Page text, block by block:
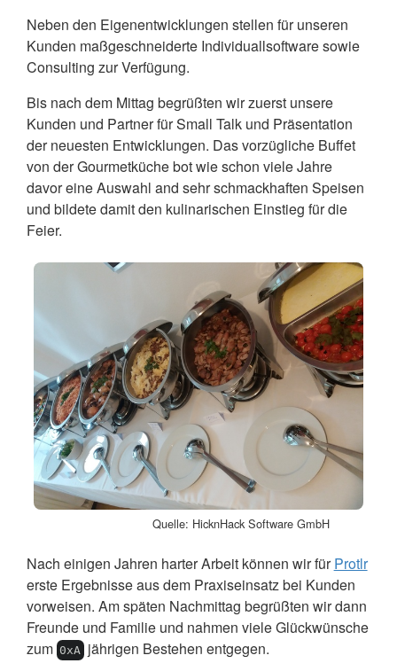
Neben den Eigenentwicklungen stellen für unseren
Kunden maßgeschneiderte Individuallsoftware sowie
Consulting zur Verfügung.
Bis nach dem Mittag begrüßten wir zuerst unsere
Kunden und Partner für Small Talk und Präsentation
der neuesten Entwicklungen. Das vorzügliche Buffet
von der Gourmetküche bot wie schon viele Jahre
davor eine Auswahl and sehr schmackhaften Speisen
und bildete damit den kulinarischen Einstieg für die
Feier.
Quelle: HicknHack Software GmbH
Nach einigen Jahren harter Arbeit können wir fürProtlr
erste Ergebnisse aus dem Praxiseinsatz bei Kunden
vorweisen. Am späten Nachmittag begrüßten wir dann
Freunde und Familie und nahmen viele Glückwünsche
zum 0xA jährigen Bestehen entgegen.